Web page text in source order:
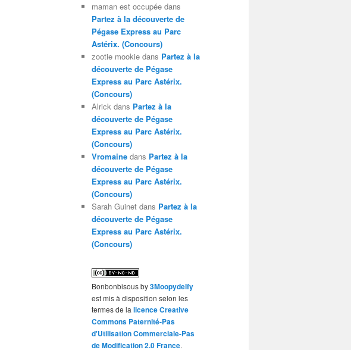
maman est occupée dans
Partez à la découverte de
Pégase Express au Parc
Astérix. (Concours)
zootie mookie dans Partez à la
découverte de Pégase
Express au Parc Astérix.
(Concours)
Alrick dans Partez à la
découverte de Pégase
Express au Parc Astérix.
(Concours)
Vromaine dans Partez à la
découverte de Pégase
Express au Parc Astérix.
(Concours)
Sarah Guinet dans Partez à la
découverte de Pégase
Express au Parc Astérix.
(Concours)
Bonbonbisousby3Moopydelfy
est mis à disposition selon les
termes de la licence Creative
Commons Paternité-Pas
d'Utilisation Commerciale-Pas
de Modification 2.0 France.